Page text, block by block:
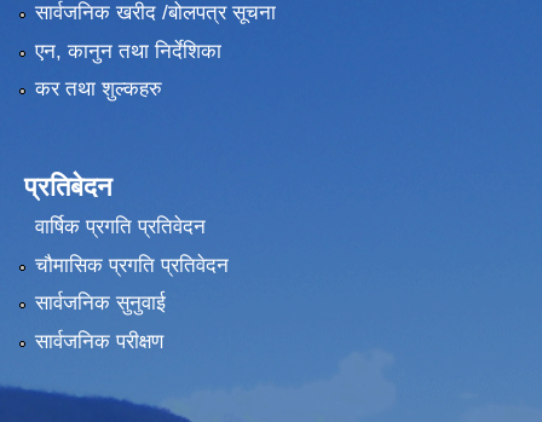
सार्वजनिक खरीद /बोलपत्र सूचना
एन, कानुन तथा निर्देशिका
कर तथा शुल्कहरु
प्रतिबेदन
वार्षिक प्रगति प्रतिवेदन
चौमासिक प्रगति प्रतिवेदन
सार्वजनिक सुनुवाई
सार्वजनिक परीक्षण